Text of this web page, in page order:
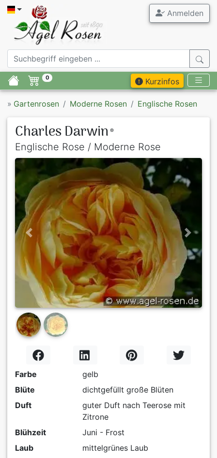
Anmelden
0 Kurzinfos
» Gartenrosen Moderne Rosen Englische Rosen
Charles Darwin ®
Englische Rose / Moderne Rose
Previous Next
Farbe
gelb
Blüte
dichtgefüllt große Blüten
Duft
guter Duft nach Teerose mit
Zitrone
Blühzeit
Juni - Frost
Laub
mittelgrünes Laub